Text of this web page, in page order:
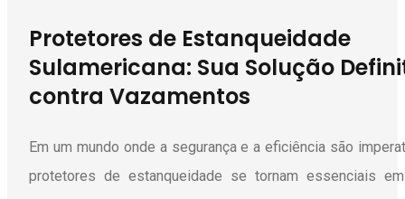
Protetores de Estanqueidade
Sulamericana: Sua Solução
contra Vazamentos
Em um mundo onde a segurança e a eficiência são
protetores de estanqueidade se tornam essenciais